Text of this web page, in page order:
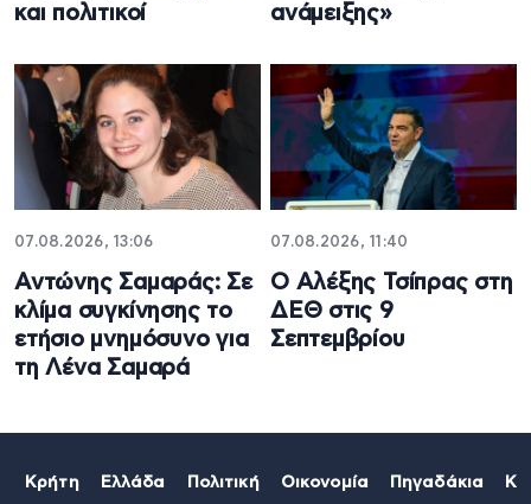
και πολιτικοί
ανάμειξης»
07.08.2026, 13:06
Αντώνης Σαμαράς: Σε
κλίμα συγκίνησης το
ετήσιο μνημόσυνο για
τη Λένα Σαμαρά
07.08.2026, 11:40
Ο Αλέξης Τσίπρας στη
ΔΕΘ στις 9
Σεπτεμβρίου
Κρήτη Ελλάδα Πολιτική Οικονομία Πηγαδάκια